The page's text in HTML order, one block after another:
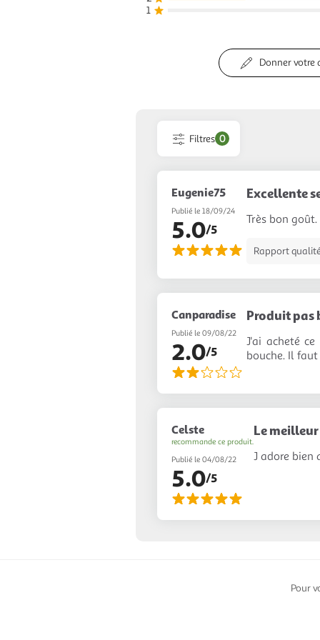
1
Donner votre
Filtres 0
Eugenie75
Publié le 18/09/24
5.0/5
Excellente
Très bon
Rapport
Canparadise
Publié le 09/08/22
2.0/5
Produit pas
J'ai acheté
bouche. Il
Celste
recommande ce produit.
Publié le 04/08/22
5.0/5
Le meilleur
J adore bien
Pour